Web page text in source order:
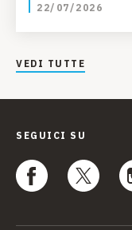
22/07/2026
VEDI TUTTE
SEGUICI SU